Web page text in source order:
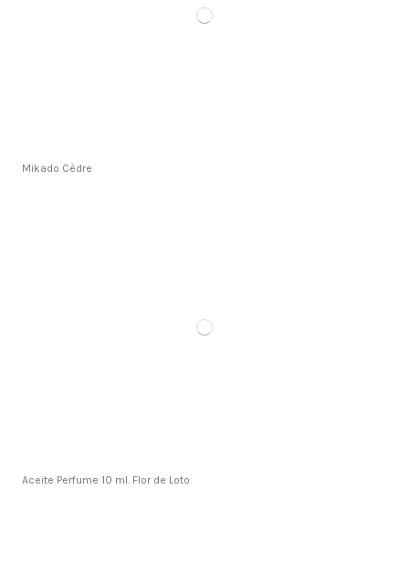
Mikado Cèdre
Aceite Perfume 10 ml. Flor de Loto